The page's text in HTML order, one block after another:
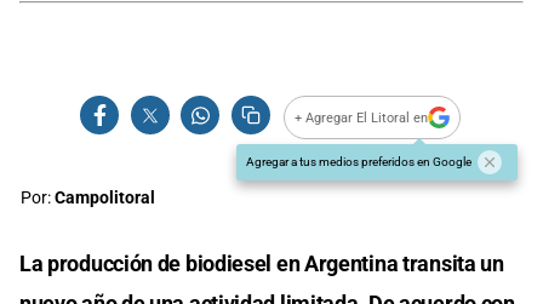
+ Agregar El Litoral en
Agregar a tus medios preferidos en Google
Por:Campolitoral
La producción de biodiesel en Argentina transita un